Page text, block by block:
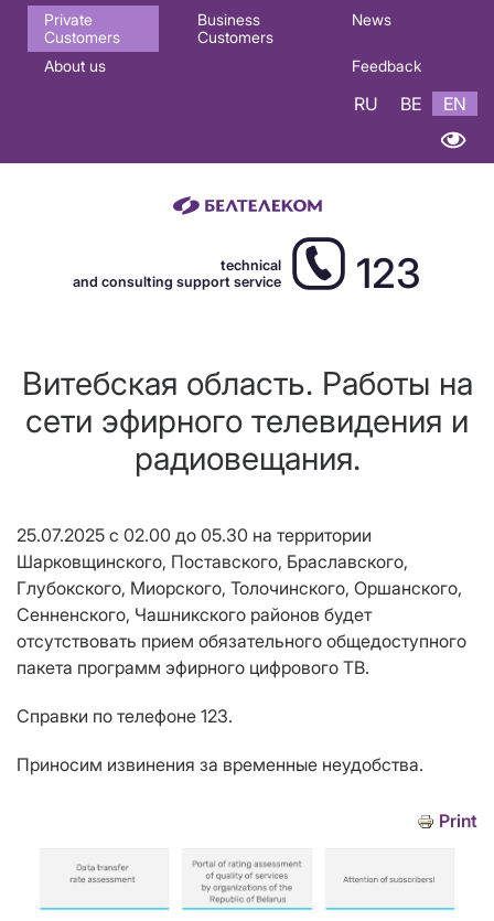
Основная
навигация
Private
Customers
Business
Customers
News
About us Feedback
RU BE EN
technical
and consulting support service
123
Витебская область. Работы на
сети эфирного телевидения и
радиовещания.
25.07.2025 с 02.00 до 05.30 на территории
Шарковщинского, Поставского, Браславского,
Глубокского, Миорского, Толочинского, Оршанского,
Сенненского, Чашникского районов будет
отсутствовать прием обязательного общедоступного
пакета программ эфирного цифрового ТВ.
Справки по телефоне 123.
Приносим извинения за временные неудобства.
Print